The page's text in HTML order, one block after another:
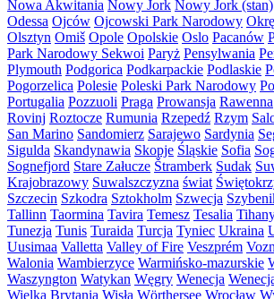
Nowa Akwitania Nowy Jork Nowy Jork (stan)
Odessa Ojców Ojcowski Park Narodowy
Olsztyn Omiš Opole Opolskie Oslo Pacanów
Park Narodowy Sekwoi Paryż Pensylwania
Plymouth Podgorica Podkarpackie Podlaskie
Pogorzelica Polesie Poleski Park Narodowy
Portugalia Pozzuoli Praga Prowansja Rawenna
Rovinj Roztocze Rumunia Rzepedź Rzym
San Marino Sandomierz Sarajewo Sardynia
Sigulda Skandynawia Skopje Śląskie Sofia
Sognefjord Stare Załucze Štramberk Sudak
Krajobrazowy Suwalszczyzna świat
Szczecin Szkodra Sztokholm Szwecja
Tallinn Taormina Tavira Temesz Tesalia
Tunezja Tunis Turaida Turcja Tyniec Ukraina
Uusimaa Valletta Valley of Fire Veszprém
Walonia Wambierzyce Warmińsko-mazurskie
Waszyngton Watykan Węgry Wenecja
Wielka Brytania Wisła Wörthersee Wrocław